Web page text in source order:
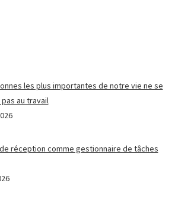
les plus importantes de notre vie ne se
au travail
réception comme gestionnaire de tâches